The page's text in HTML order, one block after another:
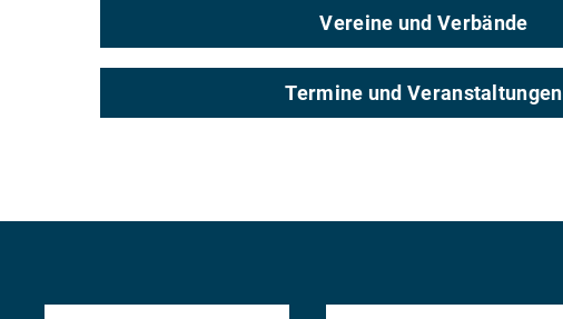
Vereine und Verbände
Termine und Veranstaltungen